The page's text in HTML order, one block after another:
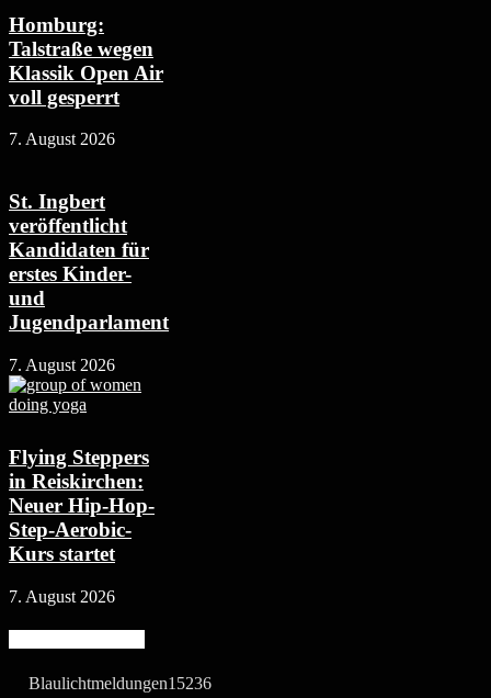
Homburg:
Talstraße wegen
Klassik Open Air
voll gesperrt
7. August 2026
St. Ingbert
veröffentlicht
Kandidaten für
erstes Kinder-
und
Jugendparlament
7. August 2026
Flying Steppers
in Reiskirchen:
Neuer Hip-Hop-
Step-Aerobic-
Kurs startet
7. August 2026
Blaulichtmeldungen15236